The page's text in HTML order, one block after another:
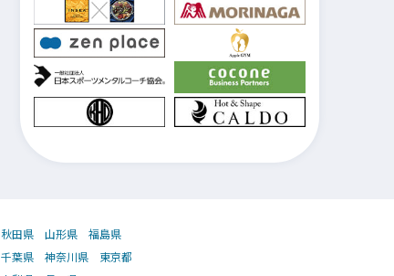
秋田県 山形県
福島県
千葉県 神奈川県
東京都